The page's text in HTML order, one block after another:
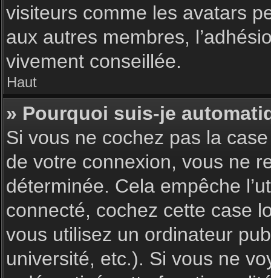
visiteurs comme les avatars
aux autres membres,
vivement conseillée.
Haut
» Pourquoi suis-je
Si vous ne cochez pas la
de votre connexion, vous ne
déterminée. Cela empêche
connecté, cochez cette case
vous utilisez un ordinateur
université, etc.). Si vous ne